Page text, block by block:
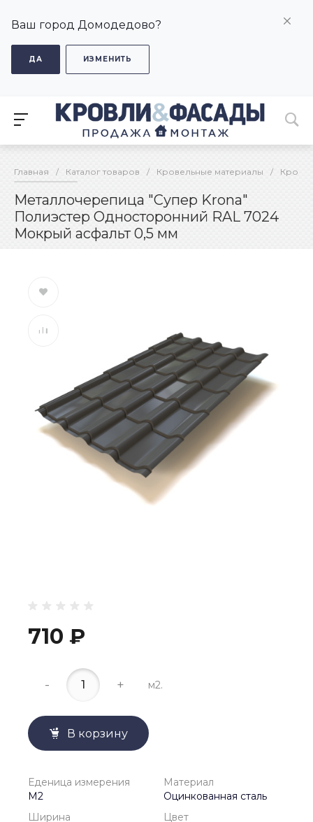
Ваш город Домодедово?
ДА ИЗМЕНИТЬ
Главная / Каталог товаров / Кровельные материалы /
Металлочерепица "Супер Krona"
Полиэстер Односторонний RAL 7024
Мокрый асфальт 0,5 мм
710 ₽
- + м2.
В корзину
Еденица измерения
М2
Материал
Оцинкованная сталь
Ширина
Цвет